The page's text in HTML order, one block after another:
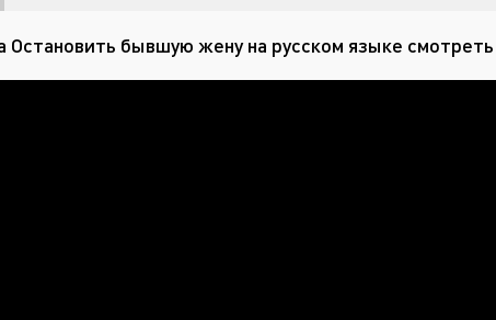
Остановить бывшую жену на русском языке